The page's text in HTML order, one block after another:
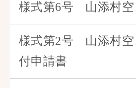
様式第6号 山添村空
様式第2号 山添村空
付申請書